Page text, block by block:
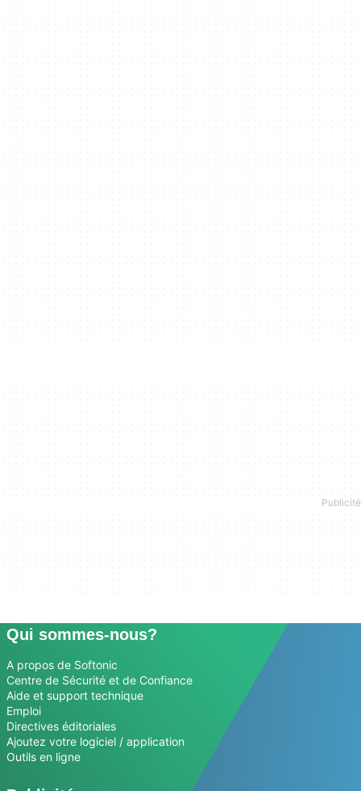
Qui sommes-nous?
A propos de Softonic
Centre de Sécurité et de Confiance
Aide et support technique
Emploi
Directives éditoriales
Ajoutez votre logiciel / application
Outils en ligne